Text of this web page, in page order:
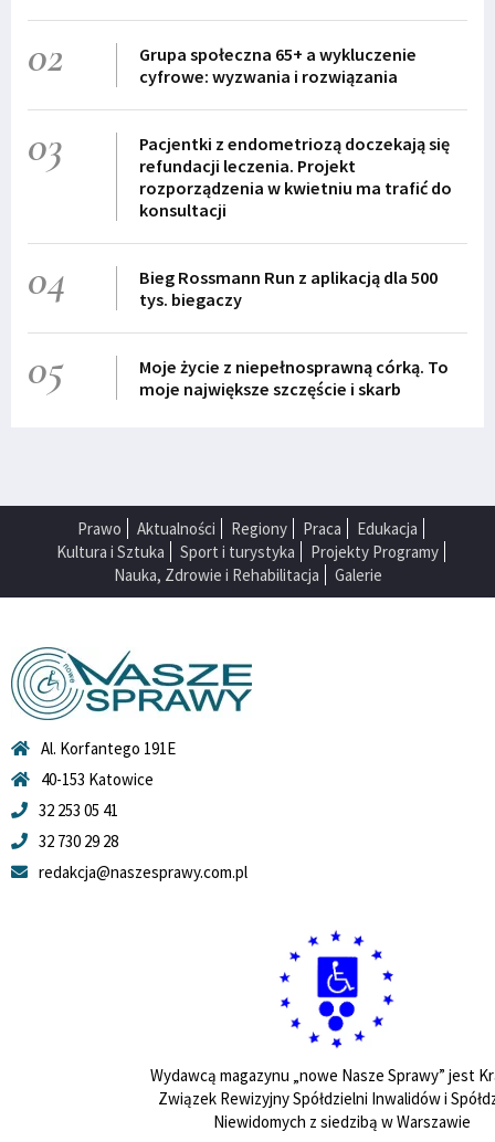
02
Grupa społeczna 65+ a wykluczenie
cyfrowe: wyzwania i rozwiązania
03
Pacjentki z endometriozą doczekają się
refundacji leczenia. Projekt
rozporządzenia w kwietniu ma trafić do
konsultacji
04
Bieg Rossmann Run z aplikacją dla 500
tys. biegaczy
05
Moje życie z niepełnosprawną córką. To
moje największe szczęście i skarb
Prawo Aktualności Regiony Praca
Edukacja
Kultura i Sztuka
Sport i turystyka
Projekty Programy
Nauka, Zdrowie i Rehabilitacja
Galerie
Al. Korfantego 191E
40-153 Katowice
32 253 05 41
32 730 29 28
redakcja@naszesprawy.com.pl
Wydawcą magazynu „nowe Nasze Sprawy” jest
Związek Rewizyjny Spółdzielni Inwalidów i
Niewidomych z siedzibą w Warszawie